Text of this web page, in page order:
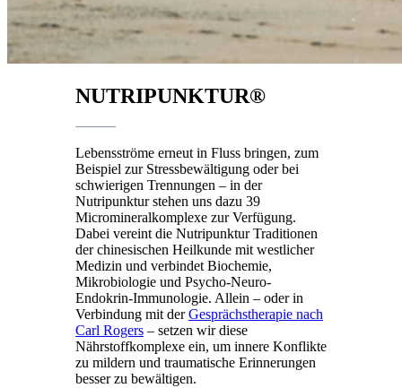
NUTRIPUNKTUR®
Lebensströme erneut in Fluss bringen, zum
Beispiel zur Stressbewältigung oder bei
schwierigen Trennungen – in der
Nutripunktur stehen uns dazu 39
Micromineralkomplexe zur Verfügung.
Dabei vereint die Nutripunktur Traditionen
der chinesischen Heilkunde mit westlicher
Medizin und verbindet Biochemie,
Mikrobiologie und Psycho-Neuro-
Endokrin-Immunologie. Allein – oder in
Verbindung mit derGesprächstherapie nach
Carl Rogers – setzen wir diese
Nährstoffkomplexe ein, um innere Konflikte
zu mildern und traumatische Erinnerungen
besser zu bewältigen.